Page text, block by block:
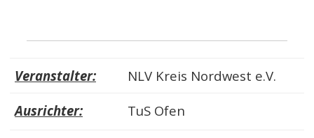
Veranstalter:
NLV Kreis Nordwest e.V.
Ausrichter:
TuS Ofen